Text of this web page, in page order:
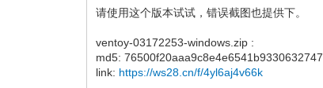
请使用这个版本试试，错误截图也提供下。
ventoy-03172253-windows.zip :
md5: 76500f20aaa9c8e4e6541b9330632747
link: https://ws28.cn/f/4yl6aj4v66k